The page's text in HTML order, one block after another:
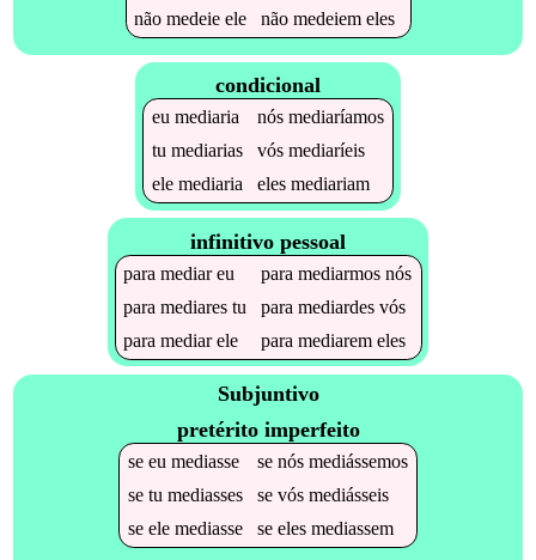
nãomedeie ele nãomedeiem eles
condicional
eu mediaria nós mediaríamos
tu mediarias vós mediaríeis
ele mediaria eles mediariam
infinitivo pessoal
paramediareu paramediarmos nós
paramediares tu paramediardes vós
paramediarele paramediarem eles
Subjuntivo
pretérito imperfeito
se eu mediasse se nós mediássemos
se tu mediasses se vós mediásseis
se ele mediasse se eles mediassem